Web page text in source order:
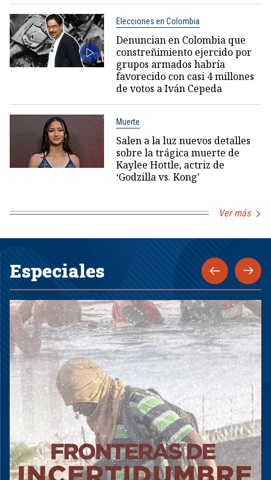
Elecciones en Colombia
Denuncian en Colombia que
constreñimiento ejercido por
grupos armados habría
favorecido con casi 4 millones
de votos a Iván Cepeda
Muerte
Salen a la luz nuevos detalles
sobre la trágica muerte de
Kaylee Hottle, actriz de
‘Godzilla vs. Kong’
Ver más
Especiales